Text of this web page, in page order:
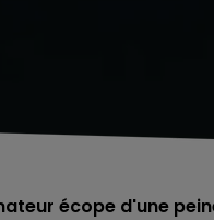
écope d'une